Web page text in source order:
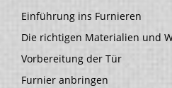
Einführung ins Furnieren
Die richtigen Materialien und
Vorbereitung der Tür
Furnier anbringen